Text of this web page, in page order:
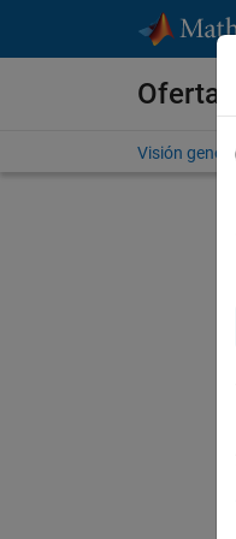
Visión